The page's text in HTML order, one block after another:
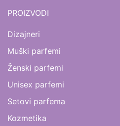
PROIZVODI
Dizajneri
Muški parfemi
Ženski parfemi
Unisex parfemi
Setovi parfema
Kozmetika